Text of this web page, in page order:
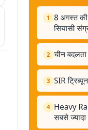
1 8 अगस्त की
सियासी
2 चीन
3 SIR
4 Heavy
सबसे